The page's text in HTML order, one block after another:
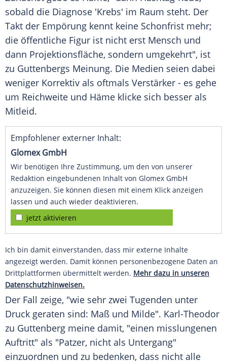
sobald die Diagnose 'Krebs' im Raum steht. Der
Takt der Empörung kennt keine Schonfrist mehr;
die öffentliche Figur ist nicht erst Mensch und
dann Projektionsfläche, sondern umgekehrt", ist
zu Guttenbergs Meinung. Die Medien seien dabei
weniger Korrektiv als oftmals Verstärker - es gehe
um Reichweite und Häme klicke sich besser als
Mitleid.
Empfohlener externer Inhalt:
Glomex GmbH
Wir benötigen Ihre Zustimmung, um den von unserer
Redaktion eingebundenen Inhalt von Glomex GmbH
anzuzeigen. Sie können diesen mit einem Klick anzeigen
lassen und auch wieder deaktivieren.
jetzt aktivieren
Ich bin damit einverstanden, dass mir externe Inhalte
angezeigt werden. Damit können personenbezogene Daten an
Drittplattformen übermittelt werden. Mehr dazu in unseren
Datenschutzhinweisen.
Der Fall zeige, "wie sehr zwei Tugenden unter
Druck geraten sind: Maß und Milde". Karl-Theodor
zu Guttenberg meine damit, "einen misslungenen
Auftritt" als "Patzer, nicht als Untergang"
einzuordnen und zu bedenken, dass nicht alle